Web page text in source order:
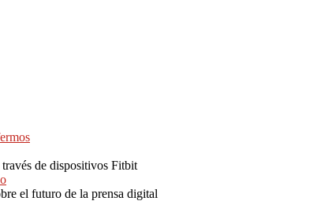
de dispositivos Fitbit
el futuro de la prensa digital